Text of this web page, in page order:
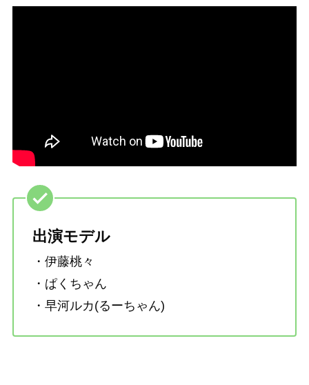
出演モデル
・伊藤桃々
・ぱくちゃん
・早河ルカ(るーちゃん)